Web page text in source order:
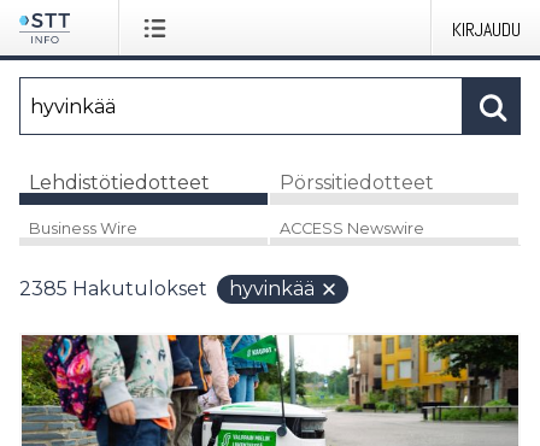
KIRJAUDU
Lehdistötiedotteet Pörssitiedotteet
Business Wire ACCESS Newswire
2385 Hakutulokset hyvinkää